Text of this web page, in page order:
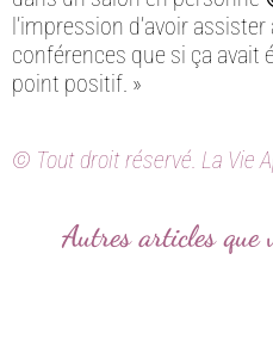
l’impression d’avoir
conférences que si ça avait
point positif. »
© Tout droit réservé. La Vie
Autres articles que